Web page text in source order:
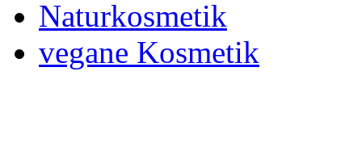
Naturkosmetik
vegane Kosmetik